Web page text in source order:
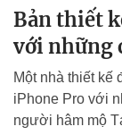
Bản thiết
với những
Một nhà thiết kế
iPhone Pro với
người hâm mộ